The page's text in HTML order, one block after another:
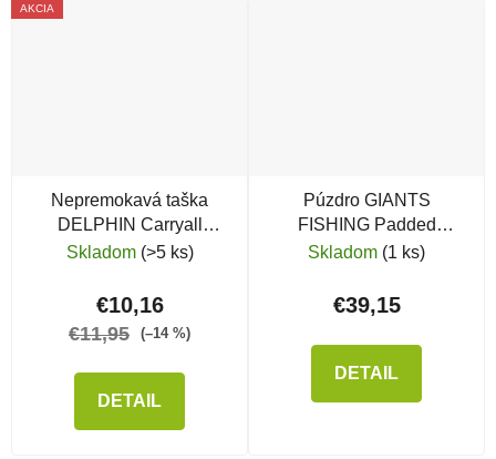
AKCIA
Nepremokavá taška
DELPHIN Carryall
NuEVA Simple
Skladom (>5 ks)
€10,16
€11,95 (–14 %)
DETAIL
Púzdro GIANTS
FISHING Padded
Sleeves Gaube 2 Rods
Skladom (1 ks)
€39,15
DETAIL